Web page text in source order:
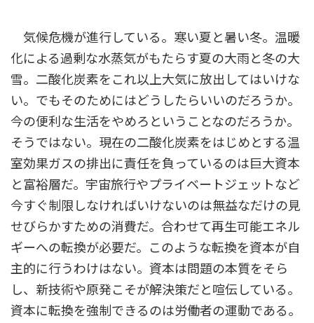
気候危機が進行している。寒い夏と暑い冬。温暖
化による過剰な水蒸気がもたらす夏の大雨と冬の大
雪。二酸化炭素をこれ以上大気に放出してはいけな
い。でもそのためにはどうしたらいいのだろうか。
今の便利な生活をやめろということなのだろうか。
そうではない。現在の二酸化炭素をはじめとする温
室効果ガスの排出に責任を負っているのは巨大資本
と富裕層だ。宇宙旅行やプライベートジェットなど
今すぐ制限しなければいけないのは無益なだけの見
せびらかすための消費だ。合わせて再生可能エネル
ギーへの転換が必要だ。このような転換を資本が自
主的に行うわけはない。資本は問題の本質をそら
し、新技術や原発こそが解決策だと喧伝している。
資本に転換を強制できるのは労働者の運動である。